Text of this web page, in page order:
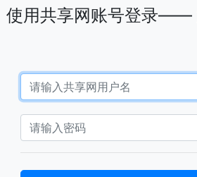
使用共享网账号登录——